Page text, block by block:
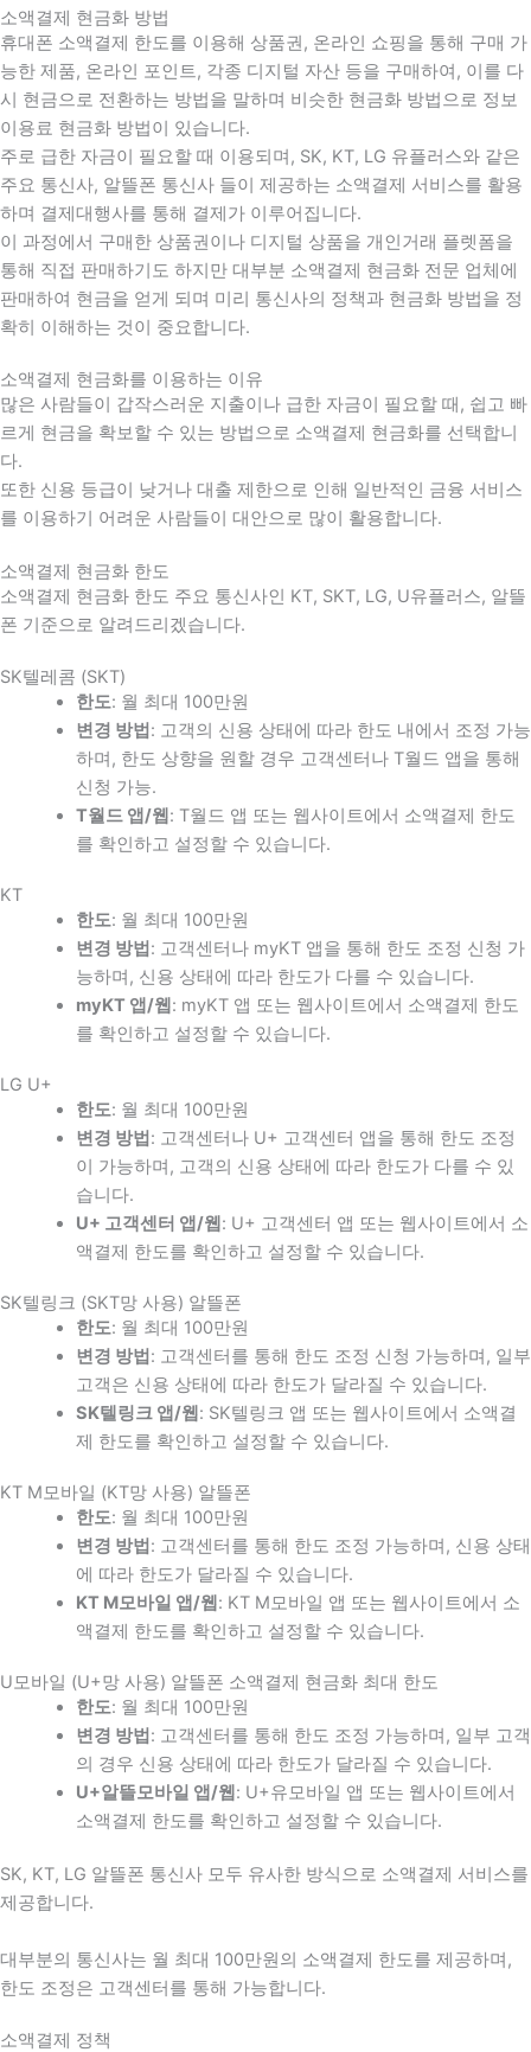
소액결제 현금화 방법
휴대폰 소액결제 한도를 이용해 상품권, 온라인 쇼핑을 통해 구매 가
능한 제품, 온라인 포인트, 각종 디지털 자산 등을 구매하여, 이를 다
시 현금으로 전환하는 방법을 말하며 비슷한 현금화 방법으로 정보
이용료 현금화 방법이 있습니다.
주로 급한 자금이 필요할 때 이용되며, SK, KT, LG 유플러스와 같은
주요 통신사, 알뜰폰 통신사 들이 제공하는 소액결제 서비스를 활용
하며 결제대행사를 통해 결제가 이루어집니다.
이 과정에서 구매한 상품권이나 디지털 상품을 개인거래 플렛폼을
통해 직접 판매하기도 하지만 대부분 소액결제 현금화 전문 업체에
판매하여 현금을 얻게 되며 미리 통신사의 정책과 현금화 방법을 정
확히 이해하는 것이 중요합니다.
소액결제 현금화를 이용하는 이유
많은 사람들이 갑작스러운 지출이나 급한 자금이 필요할 때 , 쉽고 빠
르게 현금을 확보할 수 있는 방법으로 소액결제 현금화를 선택합니
다.
또한 신용 등급이 낮거나 대출 제한으로 인해 일반적인 금융 서비스
를 이용하기 어려운 사람들이 대안으로 많이 활용합니다.
소액결제 현금화 한도
소액결제 현금화 한도 주요 통신사인 KT, SKT, LG, U유플러스, 알뜰
폰 기준으로 알려드리겠습니다.
SK텔레콤 (SKT)
한도: 월 최대 100만원
변경 방법 : 고객의 신용 상태에 따라 한도 내에서 조정 가능
하며, 한도 상향을 원할 경우 고객센터나 T월드 앱을 통해
신청 가능.
T월드 앱/웹 : T월드 앱 또는 웹사이트에서 소액결제 한도
를 확인하고 설정할 수 있습니다.
KT
한도: 월 최대 100만원
변경 방법 : 고객센터나 myKT 앱을 통해 한도 조정 신청 가
능하며, 신용 상태에 따라 한도가 다를 수 있습니다.
myKT 앱/웹 : myKT 앱 또는 웹사이트에서 소액결제 한도
를 확인하고 설정할 수 있습니다.
LG U+
한도: 월 최대 100만원
변경 방법 : 고객센터나 U+ 고객센터 앱을 통해 한도 조정
이 가능하며, 고객의 신용 상태에 따라 한도가 다를 수 있
습니다.
U+ 고객센터 앱/웹 : U+ 고객센터 앱 또는 웹사이트에서 소
액결제 한도를 확인하고 설정할 수 있습니다.
SK텔링크 (SKT망 사용) 알뜰폰
한도: 월 최대 100만원
변경 방법 : 고객센터를 통해 한도 조정 신청 가능하며, 일부
고객은 신용 상태에 따라 한도가 달라질 수 있습니다.
SK텔링크 앱/웹 : SK텔링크 앱 또는 웹사이트에서 소액결
제 한도를 확인하고 설정할 수 있습니다.
KT M모바일 (KT망 사용) 알뜰폰
한도: 월 최대 100만원
변경 방법 : 고객센터를 통해 한도 조정 가능하며, 신용 상태
에 따라 한도가 달라질 수 있습니다.
KT M모바일 앱/웹 : KT M모바일 앱 또는 웹사이트에서 소
액결제 한도를 확인하고 설정할 수 있습니다.
U모바일 (U+망 사용) 알뜰폰 소액결제 현금화 최대 한도
한도: 월 최대 100만원
변경 방법 : 고객센터를 통해 한도 조정 가능하며, 일부 고객
의 경우 신용 상태에 따라 한도가 달라질 수 있습니다.
U+알뜰모바일 앱/웹 : U+유모바일 앱 또는 웹사이트에서
소액결제 한도를 확인하고 설정할 수 있습니다.
SK, KT, LG 알뜰폰 통신사 모두 유사한 방식으로 소액결제 서비스를
제공합니다.
대부분의 통신사는 월 최대 100만원의 소액결제 한도를 제공하며,
한도 조정은 고객센터를 통해 가능합니다.
소액결제 정책